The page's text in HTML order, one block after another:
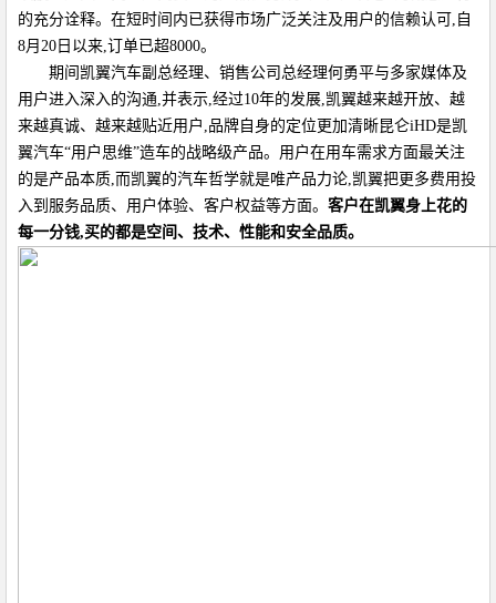
的充分诠释。在短时间内已获得市场广泛关注及用户的信赖认可,自
8月20日以来,订单已超8000。
期间凯翼汽车副总经理、销售公司总经理何勇平与多家媒体及
用户进入深入的沟通,并表示,经过10年的发展,凯翼越来越开放、越
来越真诚、越来越贴近用户,品牌自身的定位更加清晰昆仑iHD是凯
翼汽车“用户思维”造车的战略级产品。用户在用车需求方面最关注
的是产品本质,而凯翼的汽车哲学就是唯产品力论,凯翼把更多费用投
入到服务品质、用户体验、客户权益等方面。 客户在凯翼身上花的
每一分钱,买的都是空间、技术、性能和安全品质。